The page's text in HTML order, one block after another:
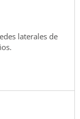
laterales de